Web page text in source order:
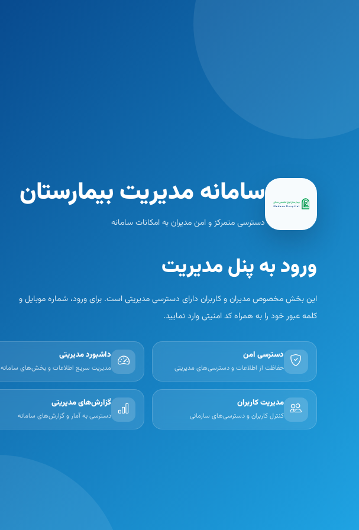
سامانه مدیریت بیمارستان
دسترسی متمرکز و امن مدیران به امکانات سامانه
ورود به پنل مدیریت
این بخش مخصوص مدیران و کاربران دارای دسترسی مدیریتی است. برای ورود، شماره موبایل و
کلمه عبور خود را به همراه کد امنیتی وارد نمایید.
دسترسی امن
حفاظت از اطلاعات و دسترسی‌های مدیریتی
داشبورد مدیریتی
مدیریت سریع اطلاعات و بخش‌های سامانه
مدیریت کاربران
کنترل کاربران و دسترسی‌های سازمانی
گزارش‌های مدیریتی
دسترسی به آمار و گزارش‌های سامانه